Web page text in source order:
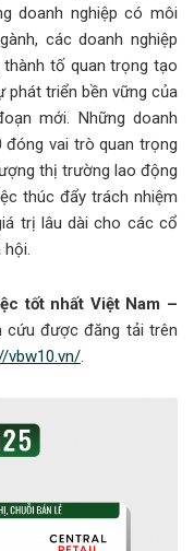
doanh nghiệp có môi
các doanh nghiệp
thành tố quan trọng tạo
phát triển bền vững của
mới. Những doanh
đóng vai trò quan trọng
thị trường lao động
thúc đẩy trách nhiệm
trị lâu dài cho các cổ
hội.
tốt nhất Việt Nam –
cứu được đăng tải trên
vbw10.vn/.